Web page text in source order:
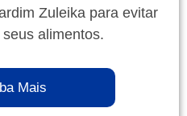
Zuleika para evitar
alimentos.
Mais